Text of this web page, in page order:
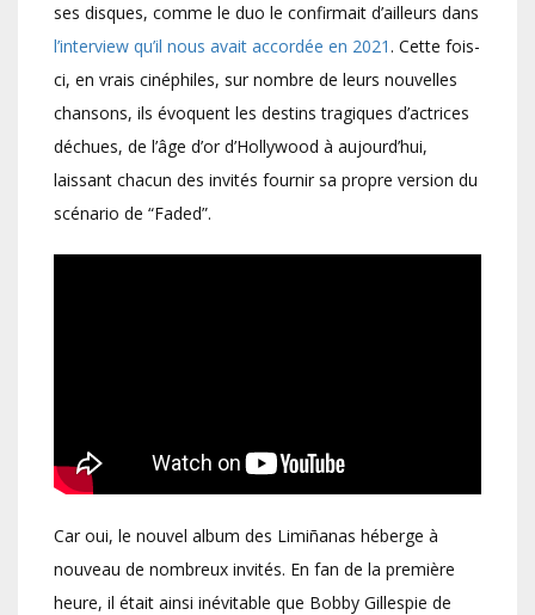
ses disques, comme le duo le confirmait d’ailleurs dans
l’interview qu’il nous avait accordée en 2021 . Cette fois-
ci, en vrais cinéphiles, sur nombre de leurs nouvelles
chansons, ils évoquent les destins tragiques d’actrices
déchues, de l’âge d’or d’Hollywood à aujourd’hui,
laissant chacun des invités fournir sa propre version du
scénario de “Faded”.
Car oui, le nouvel album des Limiñanas héberge à
nouveau de nombreux invités. En fan de la première
heure, il était ainsi inévitable que Bobby Gillespie de